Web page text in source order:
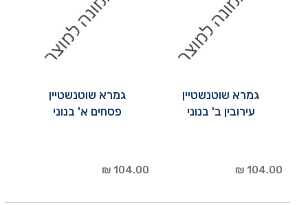
גמרא שוטנשטיין
עירובין ב' בנוני
104.00 ₪
גמרא שוטנשטיין
פסחים א' בנוני
104.00 ₪